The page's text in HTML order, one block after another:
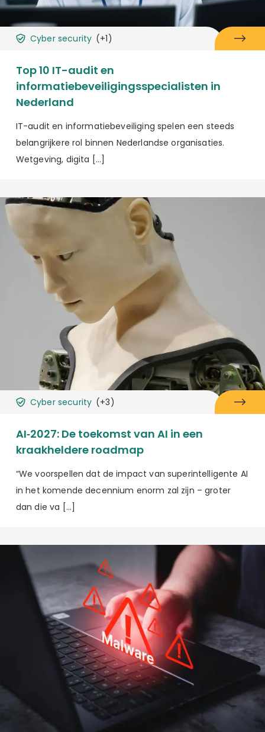
Cyber security (+1)
Top 10 IT-audit en
informatiebeveiligingsspecialisten in
Nederland
IT-audit en informatiebeveiliging spelen een steeds
belangrijkere rol binnen Nederlandse organisaties.
Wetgeving, digita […]
Cyber security (+3)
AI‑2027: De toekomst van AI in een
kraakheldere roadmap
“We voorspellen dat de impact van superintelligente AI
in het komende decennium enorm zal zijn – groter
dan die va […]